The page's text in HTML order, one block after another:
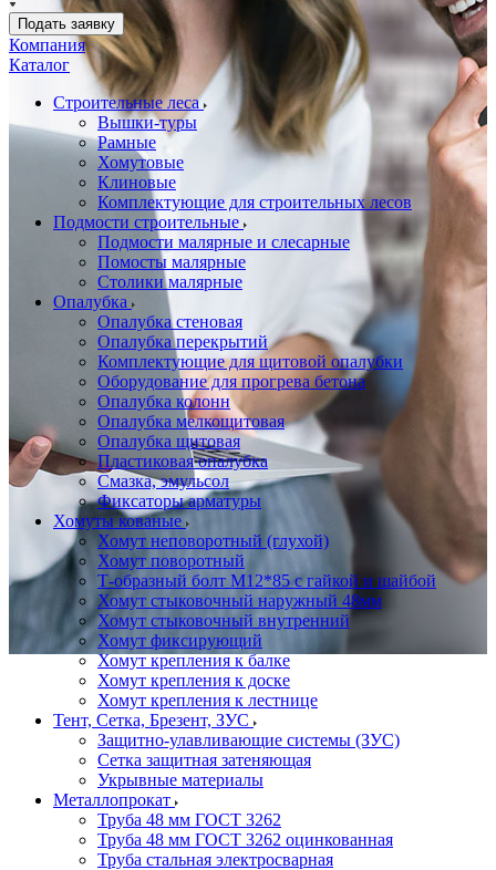
Подать заявку
Компания
Каталог
Строительные леса
Вышки-туры
Рамные
Хомутовые
Клиновые
Комплектующие для строительных лесов
Подмости строительные
Подмости малярные и слесарные
Помосты малярные
Столики малярные
Опалубка
Опалубка стеновая
Опалубка перекрытий
Комплектующие для щитовой опалубки
Оборудование для прогрева бетона
Опалубка колонн
Опалубка мелкощитовая
Опалубка щитовая
Пластиковая опалубка
Смазка, эмульсол
Фиксаторы арматуры
Хомуты кованые
Хомут неповоротный (глухой)
Хомут поворотный
Т-образный болт М12*85 с гайкой и шайбой
Хомут стыковочный наружный 48мм
Хомут стыковочный внутренний
Хомут фиксирующий
Хомут крепления к балке
Хомут крепления к доске
Хомут крепления к лестнице
Тент, Сетка, Брезент, ЗУС
Защитно-улавливающие системы (ЗУС)
Сетка защитная затеняющая
Укрывные материалы
Металлопрокат
Труба 48 мм ГОСТ 3262
Труба 48 мм ГОСТ 3262 оцинкованная
Труба стальная электросварная